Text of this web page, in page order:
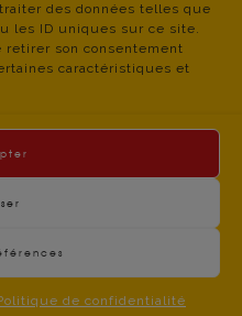
des données telles que
les ID uniques sur ce site.
retirer son consentement
caractéristiques et
de confidentialité